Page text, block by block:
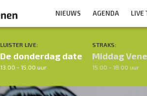
NIEUWS AGENDA LIVE
LUISTER LIVE:
De donderdag date
13.00 - 15.00 uur
STRAKS:
Middag
15.00 - 18.00 uur